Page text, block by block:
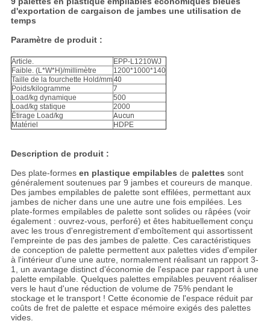
d'exportation de cargaison de jambes une utilisation de
temps
Paramètre de produit :
Article.
EPP-L1210WJ
Faible. (L*W*H)/millimètre
1200*1000*140
Taille de la fourchette Hold/mm40
Poids/kilogramme
7
Load/kg dynamique
500
Load/kg statique
2000
Étirage Load/kg
Aucun
Matériel
HDPE
Description de produit :
Des plate-formes en plastique empilables de palettes sont
généralement soutenues par 9 jambes et coureurs de manque.
Des jambes empilables de palette sont effilées, permettant aux
jambes de nicher dans une une autre une fois empilées. Les
plate-formes empilables de palette sont solides ou râpées (voir
également : ouvrez-vous, perforé) et êtes habituellement conçu
avec les trous d'enregistrement d'emboîtement qui assortissent
l'empreinte de pas des jambes de palette. Ces caractéristiques
de conception de palette permettent aux palettes vides d'empiler
à l'intérieur d'une une autre, normalement réalisant un rapport 3-
1, un avantage distinct d'économie de l'espace par rapport à une
palette empilable. Quelques palettes empilables peuvent réaliser
vers le haut d'une réduction de volume de 75% pendant le
stockage et le transport ! Cette économie de l'espace réduit par
coûts de fret de palette et espace mémoire exigés des palettes
vides.